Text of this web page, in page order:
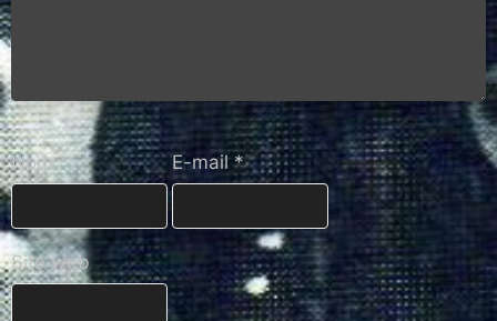
Nom* E-mail*
Site web